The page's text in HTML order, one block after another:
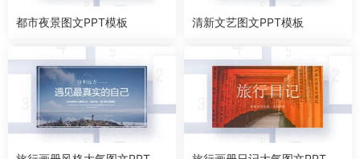
都市夜景图文PPT模板 清新文艺图文PPT模板